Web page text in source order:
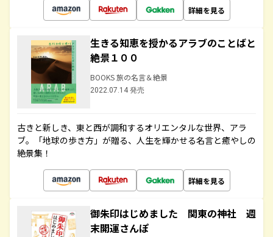
詳細を見る
生きる知恵を授かるアラブのことばと
絶景１００
BOOKS 旅の名言＆絶景
2022.07.14 発売
古きと新しき、東と西が調和するオリエンタルな世界、アラ
ブ。「地球の歩き方」が贈る、人生を輝かせる名言と癒やしの
絶景集！
詳細を見る
御朱印はじめました 関東の神社 週
末開運さんぽ